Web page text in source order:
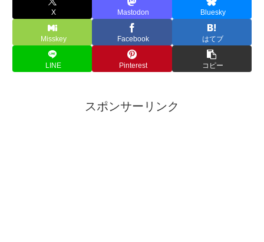
X Mastodon Bluesky
Misskey Facebook はてブ
LINE Pinterest コピー
スポンサーリンク